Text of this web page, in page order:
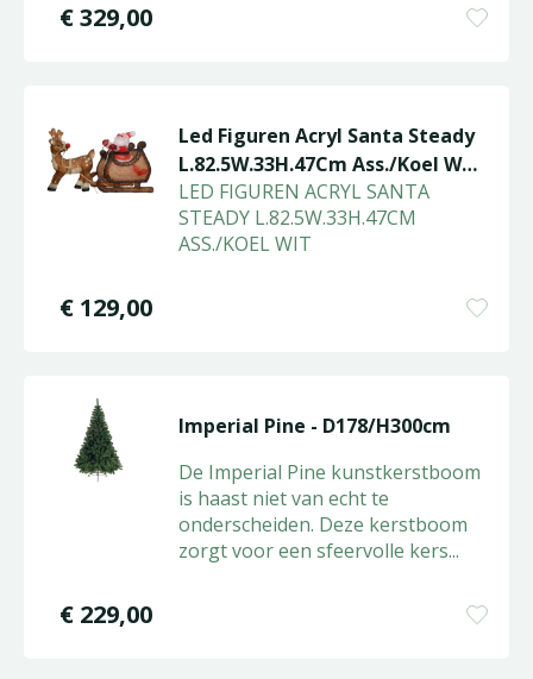
€329,00
Led Figuren Acryl Santa Steady
L.82.5W.33H.47Cm Ass./Koel W…
LED FIGUREN ACRYL SANTA
STEADY L.82.5W.33H.47CM
ASS./KOEL WIT
€ 129,00
Imperial Pine - D178/H300cm
De Imperial Pine kunstkerstboom
is haast niet van echt te
onderscheiden. Deze kerstboom
zorgt voor een sfeervolle kers...
€ 229,00